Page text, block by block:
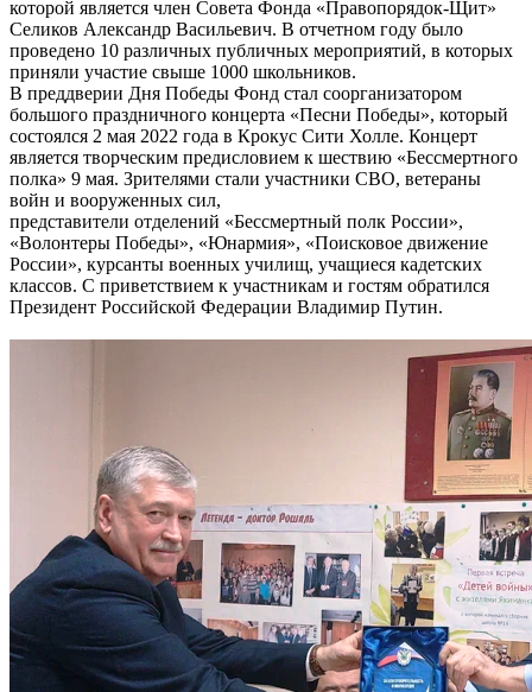
которой является член Совета Фонда «Правопорядок-Щит»
Селиков Александр Васильевич. В отчетном году было
проведено 10 различных публичных мероприятий, в которых
приняли участие свыше 1000 школьников.
В преддверии Дня Победы Фонд стал соорганизатором
большого праздничного концерта «Песни Победы», который
состоялся 2 мая 2022 года в Крокус Сити Холле. Концерт
является творческим предисловием к шествию «Бессмертного
полка» 9 мая. Зрителями стали участники СВО, ветераны
войн и вооруженных сил,
представители отделений «Бессмертный полк России»,
«Волонтеры Победы», «Юнармия», «Поисковое движение
России», курсанты военных училищ, учащиеся кадетских
классов. С приветствием к участникам и гостям обратился
Президент Российской Федерации Владимир Путин.